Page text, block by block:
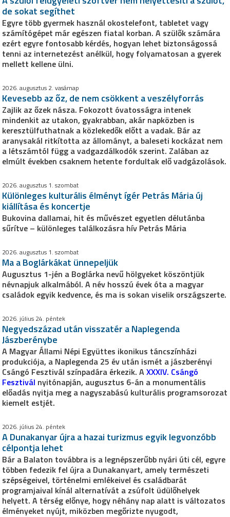
de sokat segíthet
Egyre több gyermek használ okostelefont, tabletet vagy
számítógépet már egészen fiatal korban. A szülők számára
ezért egyre fontosabb kérdés, hogyan lehet biztonságossá
tenni az internetezést anélkül, hogy folyamatosan a gyerek
mellett kellene ülni.
2026. augusztus 2. vasárnap
Kevesebb az őz, de nem csökkent a veszélyforrás
Zajlik az őzek násza. Fokozott óvatosságra intenek
mindenkit az utakon, gyakrabban, akár napközben is
keresztülfuthatnak a közlekedők előtt a vadak. Bár az
aranysakál ritkította az állományt, a baleseti kockázat nem
a létszámtól függ a vadgazdálkodók szerint. Zalában az
elmúlt években csaknem hetente fordultak elő vadgázolások.
2026. augusztus 1. szombat
Különleges kulturális élményt ígér Petrás Mária új
kiállítása és koncertje
Bukovina dallamai, hit és művészet egyetlen délutánba
sűrítve – különleges találkozásra hív Petrás Mária
2026. augusztus 1. szombat
Ma a Boglárkákat ünnepeljük
Augusztus 1-jén a Boglárka nevű hölgyeket köszöntjük
névnapjuk alkalmából. A név hosszú évek óta a magyar
családok egyik kedvence, és ma is sokan viselik országszerte.
2026. július 24. péntek
Negyedszázad után visszatér a Naplegenda
Jászberénybe
A Magyar Állami Népi Együttes ikonikus táncszínházi
produkciója, a Naplegenda 25 év után ismét a jászberényi
Csángó Fesztivál színpadára érkezik. AXXXIV. Csángó
Fesztivál nyitónapján, augusztus 6-án a monumentális
előadás nyitja meg a nagyszabású kulturális programsorozat
kiemelt estjét.
2026. július 24. péntek
A Dunakanyar újra a hazai turizmus egyik legvonzóbb
célpontja lehet
Bár a Balaton továbbra is a legnépszerűbb nyári úti cél, egyre
többen fedezik fel újra a Dunakanyart, amely természeti
szépségeivel, történelmi emlékeivel és családbarát
programjaival kínál alternatívát a zsúfolt üdülőhelyek
helyett. A térség előnye, hogy néhány nap alatt is változatos
élményeket nyújt, miközben megőrizte nyugodt,